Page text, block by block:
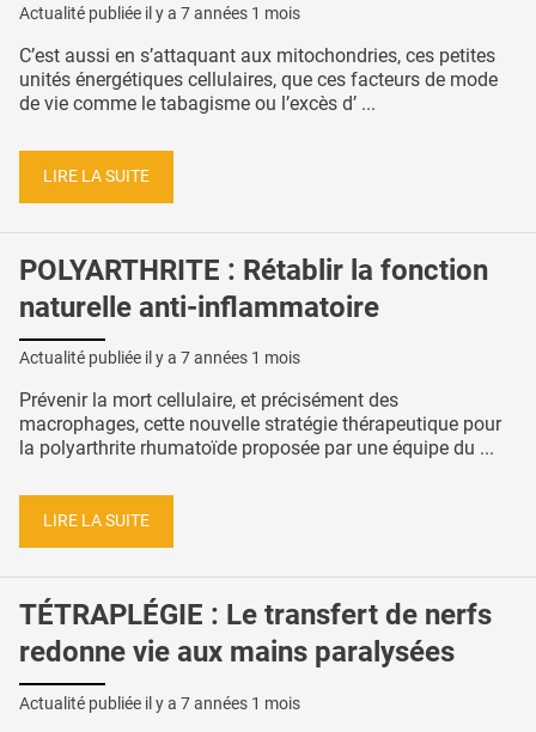
Actualité publiée il y a 7 années 1 mois
C’est aussi en s’attaquant aux mitochondries, ces petites
unités énergétiques cellulaires, que ces facteurs de mode
de vie comme le tabagisme ou l’excès d’ ...
LIRE LA SUITE
POLYARTHRITE : Rétablir la fonction
naturelle anti-inflammatoire
Actualité publiée il y a 7 années 1 mois
Prévenir la mort cellulaire, et précisément des
macrophages, cette nouvelle stratégie thérapeutique pour
la polyarthrite rhumatoïde proposée par une équipe du ...
LIRE LA SUITE
TÉTRAPLÉGIE : Le transfert de nerfs
redonne vie aux mains paralysées
Actualité publiée il y a 7 années 1 mois